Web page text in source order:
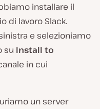
installare il
di lavoro Slack.
e selezioniamo
su Install to
in cui
un server